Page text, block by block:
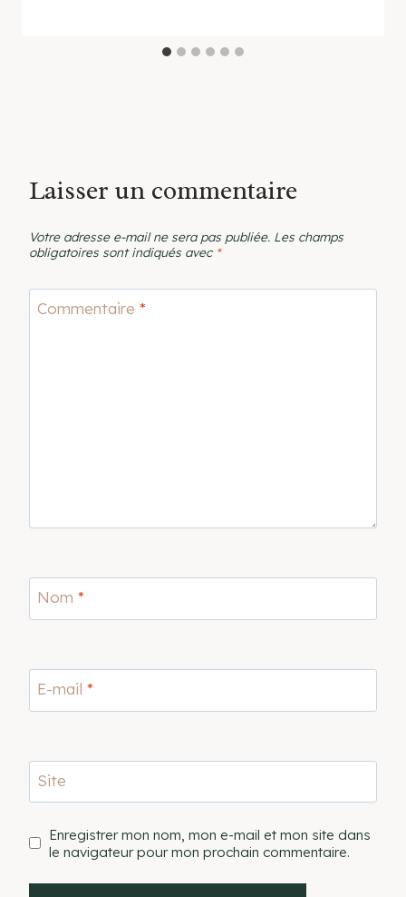
Laisser un commentaire
Votre adresse e-mail ne sera pas publiée. Les champs
obligatoires sont indiqués avec *
Commentaire *
Nom *
E-mail *
Site
Enregistrer mon nom, mon e-mail et mon site dans
le navigateur pour mon prochain commentaire.